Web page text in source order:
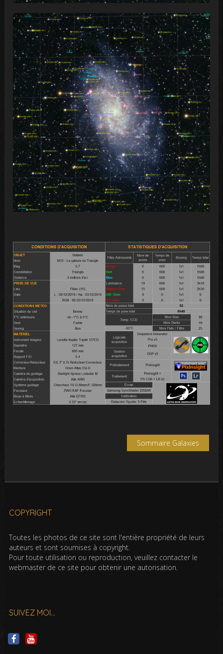
Sommaire Galaxies
COPYRIGHT
Toutes les photos de ce site sont l'entière propriété de leurs
auteurs et sont soumises à copyright.
Pour toute utilisation ou reproduction, veuillez contacter le
webmaster de ce site pour obtenir une autorisation.
SUIVEZ MOI…